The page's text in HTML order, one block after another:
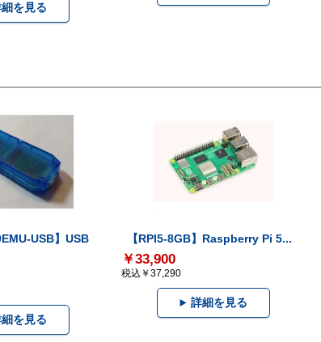
を見る
USB】USB
を見る
【RPI5-8GB】Raspberry Pi 5...
￥33,900
税込￥37,290
詳細を見る